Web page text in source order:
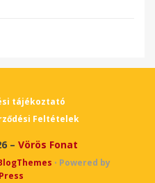
tájékoztató
Feltételek
– Vörös Fonat
⋅ Powered by